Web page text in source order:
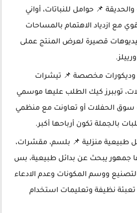
📌 حوامل للنباتات، أواني
مع ازدياد الاهتمام بالمساحات
قصيرة لعرض المنتج عملى
وديكورات مخصصة 📌 تيشرات
توببرز كيك الطلب عليها موسمي
سوق الحفلات أو تعاونت مع منظمي
بالجملة تكون أرباحها أكبر.
منزلية 📌 بلسم، مقشرات،
جمهور يبحث عن بدائل طبيعية، بس
التصنيع ووسم المكونات وعدم الادعاء
تعبئة نظيفة وتعليمات استخدام